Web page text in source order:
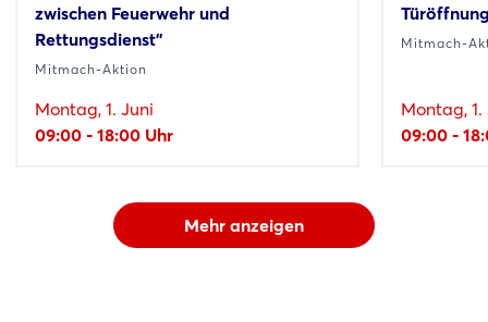
zwischen Feuerwehr und
Rettungsdienst"
Mitmach-Aktion
Montag, 1. Juni
09:00 - 18:00 Uhr
Mitmach-
Montag, 1.
09:00 -
Mehr anzeigen